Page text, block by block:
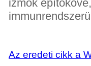
izmok
Az eredeti cikk a